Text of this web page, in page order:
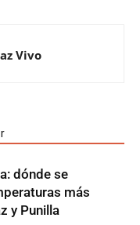
Vivo
dónde se
más
y Punilla